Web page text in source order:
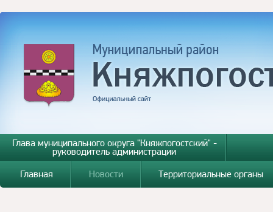
Глава муниципального округа "Княжпогостский" -
руководитель администрации
Главная
Новости Территориальные органы